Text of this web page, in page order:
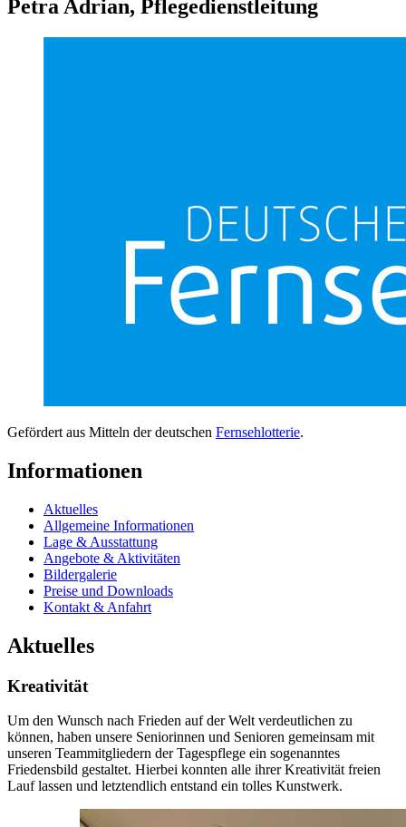
Petra Adrian, Pflegedienstleitung
Gefördert aus Mitteln der deutschen Fernsehlotterie.
Informationen
Aktuelles
Allgemeine Informationen
Lage & Ausstattung
Angebote & Aktivitäten
Bildergalerie
Preise und Downloads
Kontakt & Anfahrt
Aktuelles
Kreativität
Um den Wunsch nach Frieden auf der Welt verdeutlichen zu
können, haben unsere Seniorinnen und Senioren gemeinsam mit
unseren Teammitgliedern der Tagespflege ein sogenanntes
Friedensbild gestaltet. Hierbei konnten alle ihrer Kreativität freien
Lauf lassen und letztendlich entstand ein tolles Kunstwerk.